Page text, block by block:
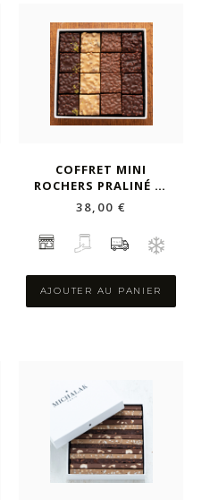
COFFRET MINI
ROCHERS PRALINÉ 16
PIÈCES
38,00 €
AJOUTER AU PANIER